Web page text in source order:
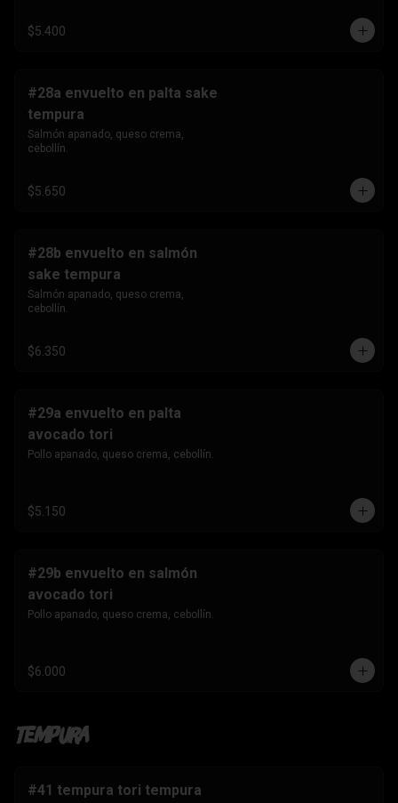
$5.400
#28a envuelto en palta sake
tempura
Salmón apanado, queso crema,
cebollín.
$5.650
#28b envuelto en salmón
sake tempura
Salmón apanado, queso crema,
cebollín.
$6.350
#29a envuelto en palta
avocado tori
Pollo apanado, queso crema, cebollín.
$5.150
#29b envuelto en salmón
avocado tori
Pollo apanado, queso crema, cebollín.
$6.000
Tempura
#41 tempura tori tempura